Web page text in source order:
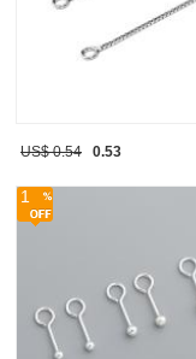
US$ 0.54 0.53
1